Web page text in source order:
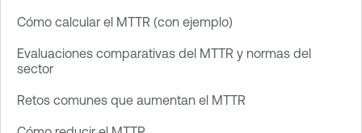
Cómo calcular el MTTR (con ejemplo)
Evaluaciones comparativas del MTTR y normas del
sector
Retos comunes que aumentan el MTTR